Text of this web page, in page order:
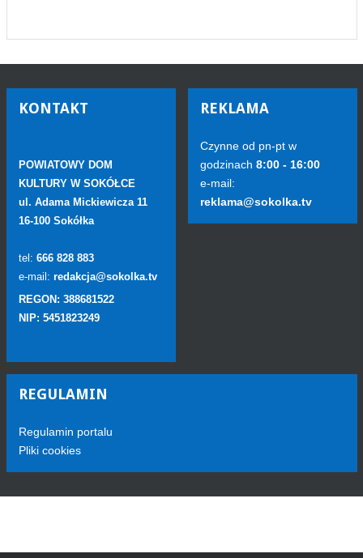
KONTAKT
POWIATOWY DOM
KULTURY W SOKÓŁCE
ul. Adama Mickiewicza 11
16-100 Sokółka
tel: 666 828 883
e-mail: redakcja@sokolka.tv
REGON: 388681522
NIP: 5451823249
REKLAMA
Czynne od pn-pt w
godzinach 8:00 - 16:00
e-mail:
reklama@sokolka.tv
REGULAMIN
Regulamin portalu
Pliki cookies